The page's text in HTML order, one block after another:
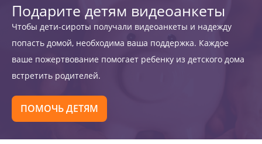
Подарите детям видеоанкеты
Чтобы дети-сироты получали видеоанкеты и надежду
попасть домой, необходима ваша поддержка. Каждое
ваше пожертвование помогает ребенку из детского дома
встретить родителей.
ПОМОЧЬ ДЕТЯМ